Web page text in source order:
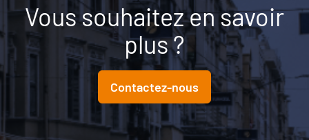
Vous souhaitez en savoir
plus ?
Contactez-nous